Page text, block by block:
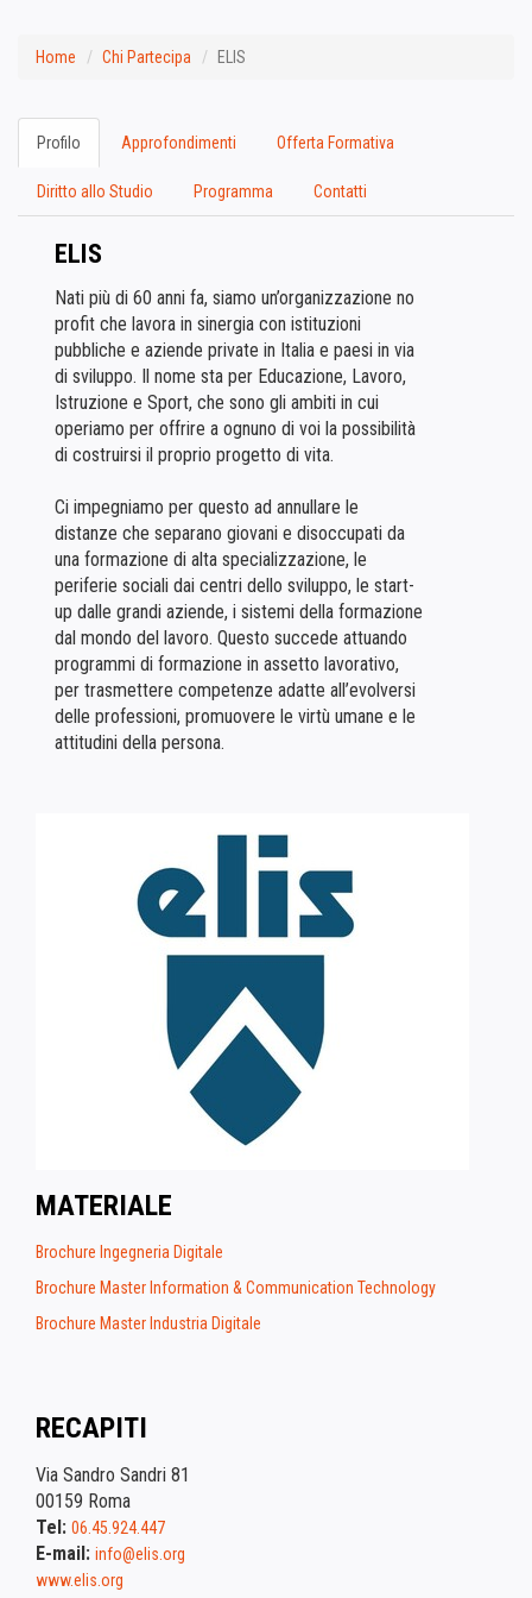
Home Chi Partecipa ELIS
Profilo Approfondimenti Offerta Formativa
Diritto allo Studio Programma Contatti
ELIS
Nati più di 60 anni fa, siamo un’organizzazione no
profit che lavora in sinergia con istituzioni
pubbliche e aziende private in Italia e paesi in via
di sviluppo. Il nome sta per Educazione, Lavoro,
Istruzione e Sport, che sono gli ambiti in cui
operiamo per offrire a ognuno di voi la possibilità
di costruirsi il proprio progetto di vita.
Ci impegniamo per questo ad annullare le
distanze che separano giovani e disoccupati da
una formazione di alta specializzazione, le
periferie sociali dai centri dello sviluppo, le start-
up dalle grandi aziende, i sistemi della formazione
dal mondo del lavoro. Questo succede attuando
programmi di formazione in assetto lavorativo,
per trasmettere competenze adatte all’evolversi
delle professioni, promuovere le virtù umane e le
attitudini della persona.
MATERIALE
Brochure Ingegneria Digitale
Brochure Master Information & Communication Technology
Brochure Master Industria Digitale
RECAPITI
Via Sandro Sandri 81
00159 Roma
Tel: 06.45.924.447
E-mail: info@elis.org
www.elis.org